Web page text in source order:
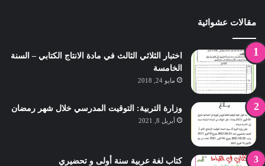
مقالات عشوائية
اختبار الثلاثي الثالث في مادة الانتاج الكتابي – السنة
الخامسة
مايو 24, 2018
وزارة التربية: التوقيت المدرسي خلال شهر رمضان
أبريل 8, 2021
كتاب لغة عربية سنة أولى و تحضيري